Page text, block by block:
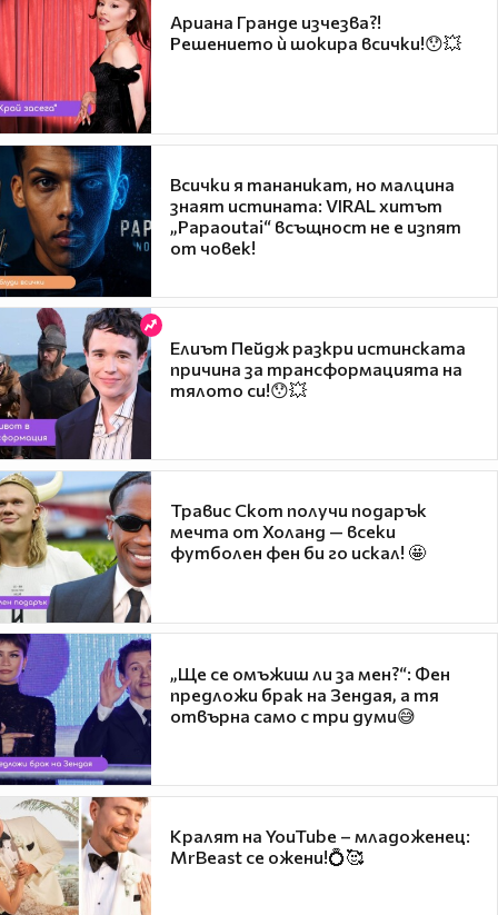
Ариана Гранде изчезва?!
Решението ѝ шокира всички!😯💥
Всички я тананикат, но малцина
знаят истината: VIRAL хитът
„Papaoutai“ всъщност не е изпят
от човек!
Елиът Пейдж разкри истинската
причина за трансформацията на
тялото си!😯💥
Травис Скот получи подарък
мечта от Холанд — всеки
футболен фен би го искал! 🤩
„Ще се омъжиш ли за мен?“: Фен
предложи брак на Зендая, а тя
отвърна само с три думи😅
Кралят на YouTube – младоженец:
MrBeast се ожени!💍🥰